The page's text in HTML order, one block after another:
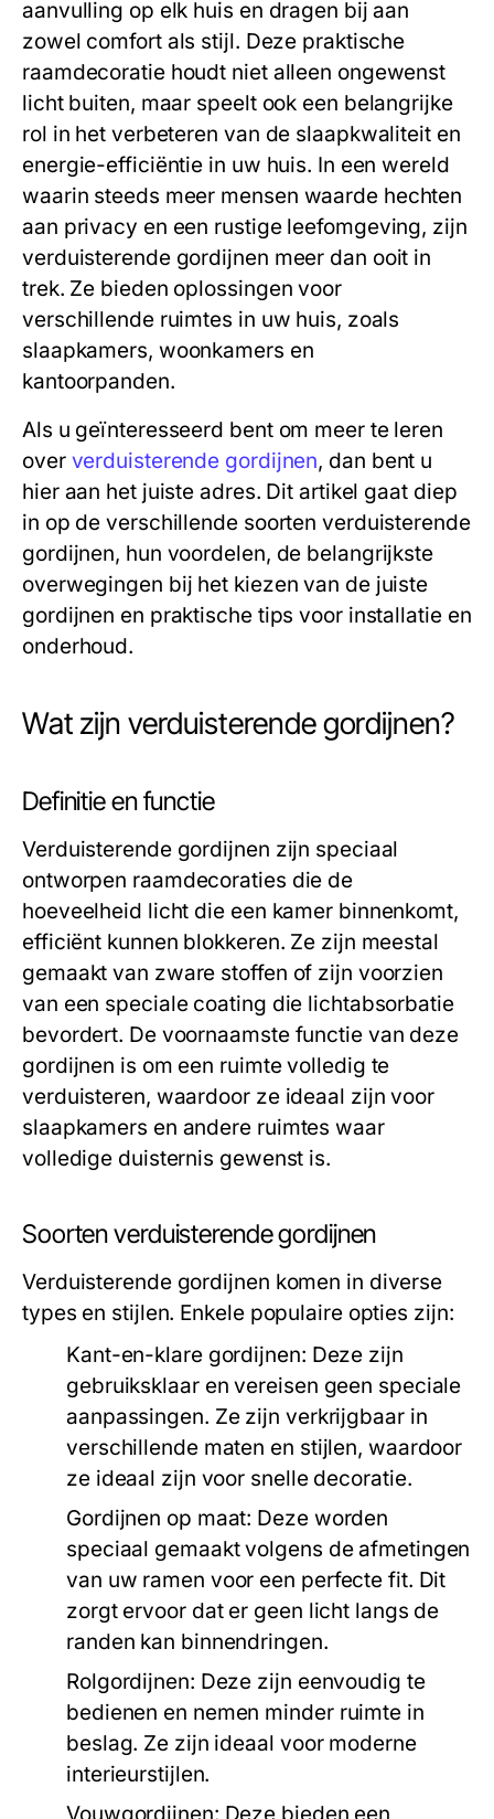
aanvulling op elk huis en dragen bij aan
zowel comfort als stijl. Deze praktische
raamdecoratie houdt niet alleen ongewenst
licht buiten, maar speelt ook een belangrijke
rol in het verbeteren van de slaapkwaliteit en
energie-efficiëntie in uw huis. In een wereld
waarin steeds meer mensen waarde hechten
aan privacy en een rustige leefomgeving, zijn
verduisterende gordijnen meer dan ooit in
trek. Ze bieden oplossingen voor
verschillende ruimtes in uw huis, zoals
slaapkamers, woonkamers en
kantoorpanden.
Als u geïnteresseerd bent om meer te leren
over verduisterende gordijnen, dan bent u
hier aan het juiste adres. Dit artikel gaat diep
in op de verschillende soorten verduisterende
gordijnen, hun voordelen, de belangrijkste
overwegingen bij het kiezen van de juiste
gordijnen en praktische tips voor installatie en
onderhoud.
Wat zijn verduisterende gordijnen?
Definitie en functie
Verduisterende gordijnen zijn speciaal
ontworpen raamdecoraties die de
hoeveelheid licht die een kamer binnenkomt,
efficiënt kunnen blokkeren. Ze zijn meestal
gemaakt van zware stoffen of zijn voorzien
van een speciale coating die lichtabsorbatie
bevordert. De voornaamste functie van deze
gordijnen is om een ruimte volledig te
verduisteren, waardoor ze ideaal zijn voor
slaapkamers en andere ruimtes waar
volledige duisternis gewenst is.
Soorten verduisterende gordijnen
Verduisterende gordijnen komen in diverse
types en stijlen. Enkele populaire opties zijn:
Kant-en-klare gordijnen: Deze zijn
gebruiksklaar en vereisen geen speciale
aanpassingen. Ze zijn verkrijgbaar in
verschillende maten en stijlen, waardoor
ze ideaal zijn voor snelle decoratie.
Gordijnen op maat: Deze worden
speciaal gemaakt volgens de afmetingen
van uw ramen voor een perfecte fit. Dit
zorgt ervoor dat er geen licht langs de
randen kan binnendringen.
Rolgordijnen: Deze zijn eenvoudig te
bedienen en nemen minder ruimte in
beslag. Ze zijn ideaal voor moderne
interieurstijlen.